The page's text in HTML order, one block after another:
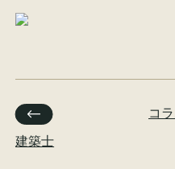
建築士
コ
イベント情報